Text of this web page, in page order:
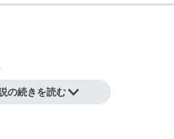
）/ 兵庫県出身
の続きを読む